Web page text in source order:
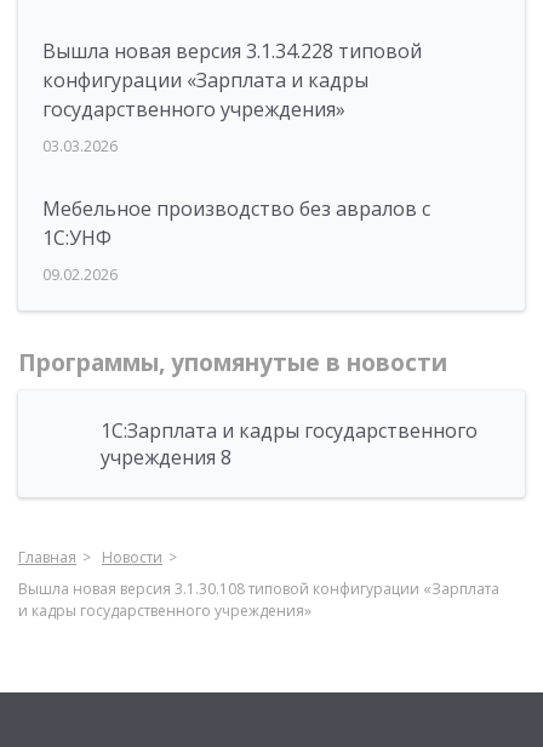
Вышла новая версия 3.1.34.228 типовой
конфигурации «Зарплата и кадры
государственного учреждения»
03.03.2026
Мебельное производство без авралов с
1С:УНФ
09.02.2026
Программы, упомянутые в новости
1С:Зарплата и кадры государственного
учреждения 8
Главная
Новости
Вышла новая версия 3.1.30.108 типовой конфигурации «Зарплата
и кадры государственного учреждения»